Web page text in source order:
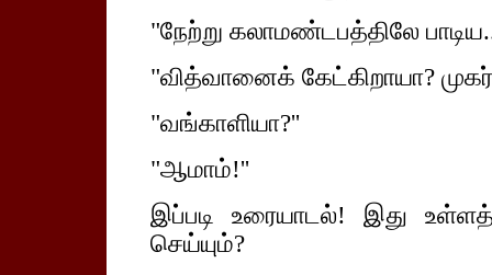
"நேற்று கலாமண்டபத்திலே
"வித்வானைக் கேட்கிறாயா?
"வங்காளியா?''
"ஆமாம்!''
இப்படி உரையாடல்! இது
செய்யும்?